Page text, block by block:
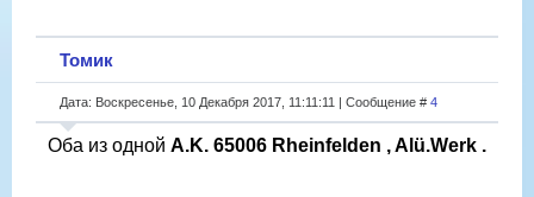
Томик
Дата: Воскресенье, 10 Декабря 2017, 11:11:11 | Сообщение # 4
Оба из одной A.K. 65006 Rheinfelden , Alü.Werk .